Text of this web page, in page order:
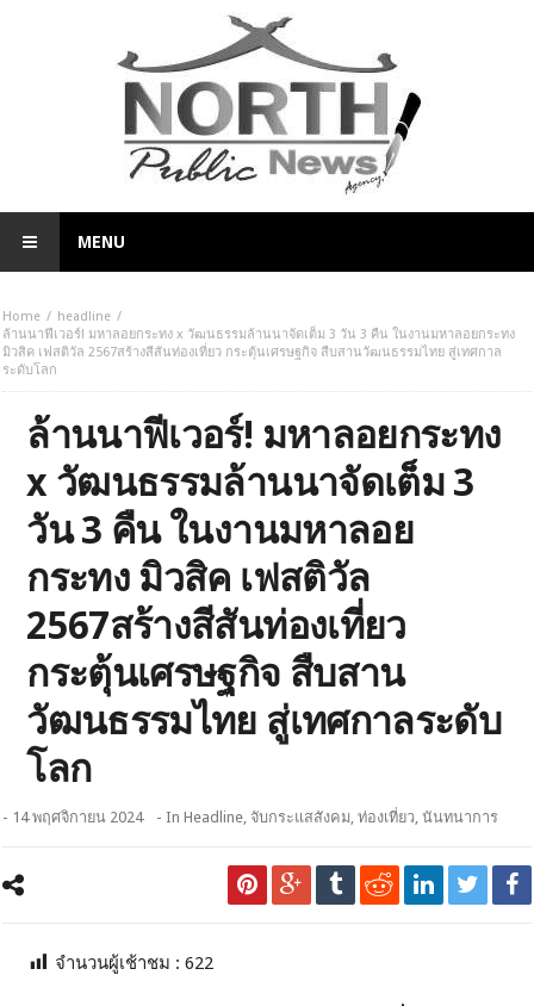
MENU
Home
headline
ล้านนาฟีเวอร์! มหาลอยกระทง x วัฒนธรรมล้านนาจัดเต็ม 3 วัน 3 คืน ในงานมหาลอยกระทง
มิวสิค เฟสติวัล 2567สร้างสีสันท่องเที่ยว กระตุ้นเศรษฐกิจ สืบสานวัฒนธรรมไทย สู่เทศกาล
ระดับโลก
ล้านนาฟีเวอร์! มหาลอยกระทง
x วัฒนธรรมล้านนาจัดเต็ม 3
วัน 3 คืน ในงานมหาลอย
กระทง มิวสิค เฟสติวัล
2567สร้างสีสันท่องเที่ยว
กระตุ้นเศรษฐกิจ สืบสาน
วัฒนธรรมไทย สู่เทศกาลระดับ
โลก
- 14 พฤศจิกายน 2024 - InHeadline, จับกระแสสังคม,ท่องเที่ยว,นันทนาการ
จำนวนผู้เช้าชม :622